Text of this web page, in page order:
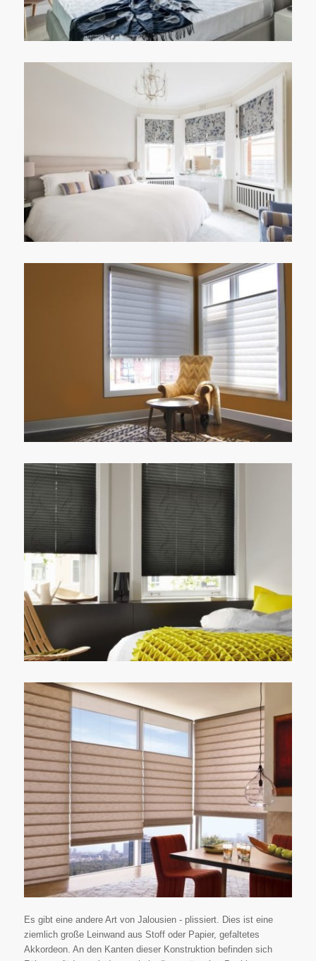
Es gibt eine andere Art von Jalousien - plissiert. Dies ist eine
ziemlich große Leinwand aus Stoff oder Papier, gefaltetes
Akkordeon. An den Kanten dieser Konstruktion befinden sich